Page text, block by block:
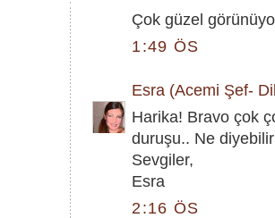
Çok güzel
1:49 ÖS
Esra (Acemi Şef-
Harika! Bravo çok
duruşu.. Ne
Sevgiler,
Esra
2:16 ÖS